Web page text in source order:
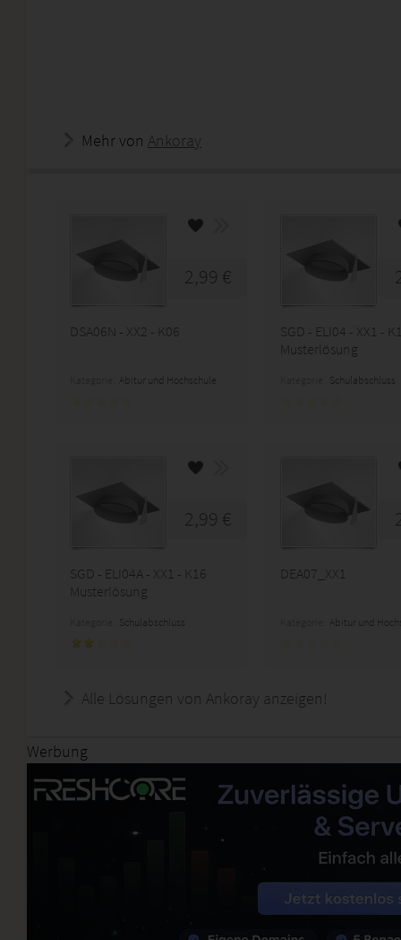
Mehr von Ankoray
2,99 €
DSA06N - XX2 - K06
Abitur und Hochschule
SGD - ELI04 - XX1 -
Musterlösung
Schulabschluss
2,99 €
SGD - ELI04A - XX1 - K16
Musterlösung
Schulabschluss
DEA07_XX1
Abitur und
Alle Lösungen von Ankoray anzeigen!
Werbung